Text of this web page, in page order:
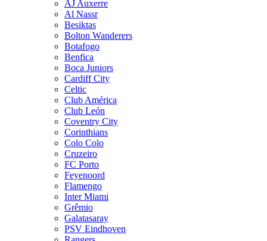
AJ Auxerre
Al Nassr
Besiktas
Bolton Wanderers
Botafogo
Benfica
Boca Juniors
Cardiff City
Celtic
Club América
Club León
Coventry City
Corinthians
Colo Colo
Cruzeiro
FC Porto
Feyenoord
Flamengo
Inter Miami
Grêmio
Galatasaray
PSV Eindhoven